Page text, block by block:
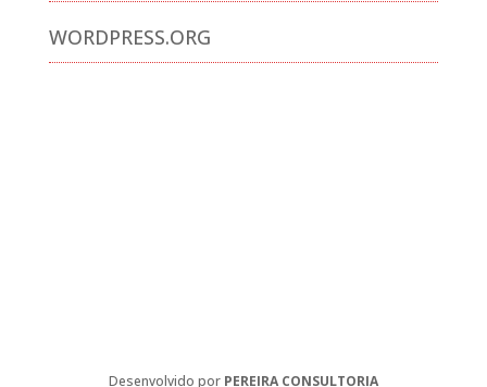
WORDPRESS.ORG
Desenvolvido por PEREIRA CONSULTORIA